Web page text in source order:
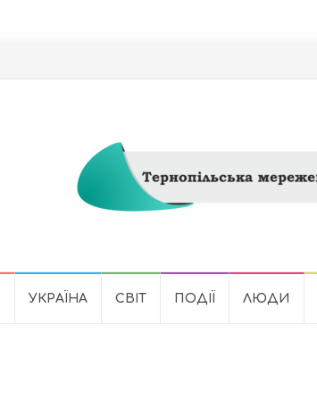
УКРАЇНА СВІТ ПОДІЇ ЛЮДИ